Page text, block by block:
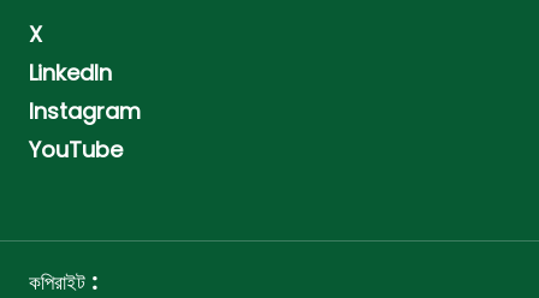
X
LinkedIn
Instagram
YouTube
কপিরাইট :